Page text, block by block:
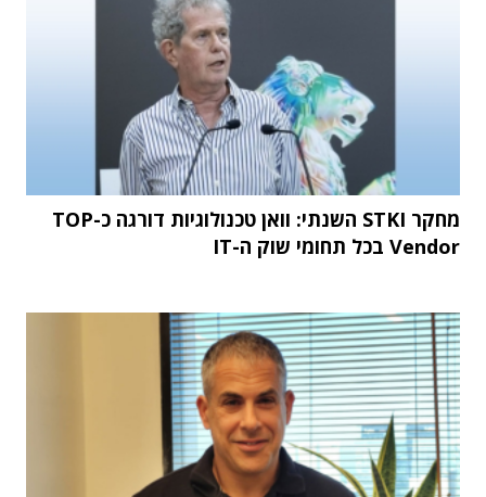
מחקר STKI השנתי: וואן טכנולוגיות דורגה כ-TOP
Vendor בכל תחומי שוק ה-IT